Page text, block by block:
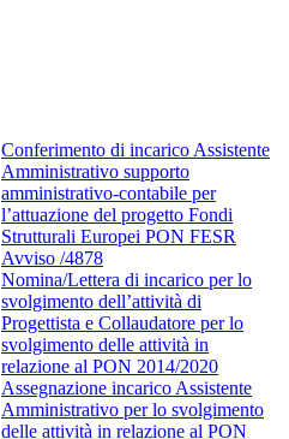
Conferimento di incarico Assistente
Amministrativo supporto
amministrativo-contabile per
l’attuazione del progetto Fondi
Strutturali Europei PON FESR
Avviso /4878
Nomina/Lettera di incarico per lo
svolgimento dell’attività di
Progettista e Collaudatore per lo
svolgimento delle attività in
relazione al PON 2014/2020
Assegnazione incarico Assistente
Amministrativo per lo svolgimento
delle attività in relazione al PON